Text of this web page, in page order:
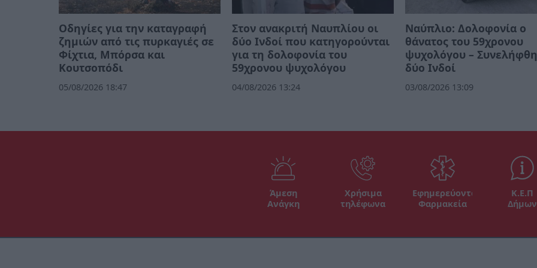
Οδηγίες για την καταγραφή
ζημιών από τις πυρκαγιές σε
Φίχτια, Μπόρσα και
Κουτσοπόδι
05/08/2026 18:47
Στον ανακριτή Ναυπλίου οι
δύο Ινδοί που κατηγορούνται
για τη δολοφονία του
59χρονου ψυχολόγου
04/08/2026 13:24
Ναύπλιο: Δολοφονία ο
θάνατος του 59χρονου
ψυχολόγου –
δύο Ινδοί
03/08/2026 13:09
Άμεση
Ανάγκη
Χρήσιμα
τηλέφωνα
Εφημερεύοντα
Φαρμακεία
Κ.Ε.Π
Δήμων